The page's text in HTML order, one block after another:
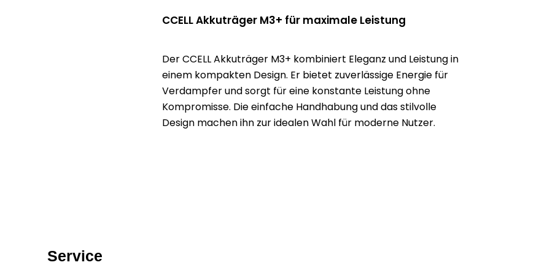
CCELL Akkuträger M3+ für maximale Leistung
Der CCELL Akkuträger M3+ kombiniert Eleganz und Leistung in
einem kompakten Design. Er bietet zuverlässige Energie für
Verdampfer und sorgt für eine konstante Leistung ohne
Kompromisse. Die einfache Handhabung und das stilvolle
Design machen ihn zur idealen Wahl für moderne Nutzer.
Service